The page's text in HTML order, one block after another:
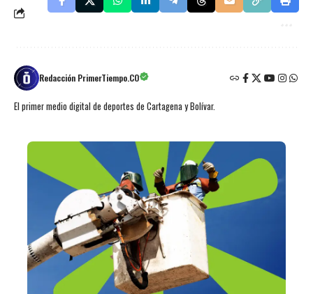
Redacción PrimerTiempo.CO
El primer medio digital de deportes de Cartagena y Bolívar.